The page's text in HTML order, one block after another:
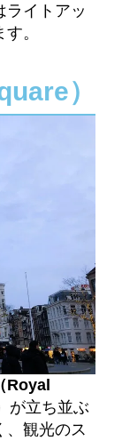
ライトアッ
。
）
Royal
が立ち並ぶ
、観光のス